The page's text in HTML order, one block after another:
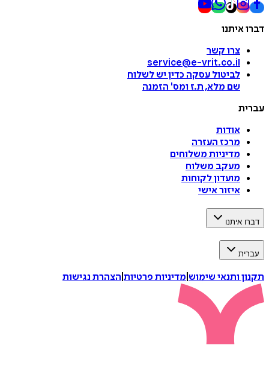
דברו איתנו
צרו קשר
service@e-vrit.co.il
לביטול עסקה כדין יש לשלוח
שם מלא, ת.ז ומס' הזמנה
עברית
אודות
מרכז העזרה
מדיניות משלוחים
מעקב משלוח
מועדון לקוחות
איזור אישי
דברו איתנו
עברית
תקנון ותנאי שימוש מדיניות פרטיות הצהרת נגישות